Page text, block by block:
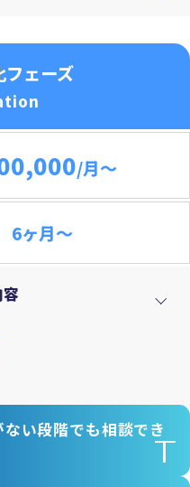
フェーズ
/月～
6ヶ月～
い段階でも相談でき